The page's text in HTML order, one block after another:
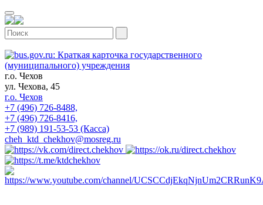
г.о. Чехов
ул. Чехова, 45
г.о. Чехов
+7 (496) 726-8488,
+7 (496) 726-8416,
+7 (989) 191-53-53 (Касса)
cheh_ktd_chekhov@mosreg.ru